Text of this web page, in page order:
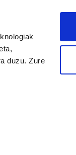
duzu. Zure
zure ekarpena